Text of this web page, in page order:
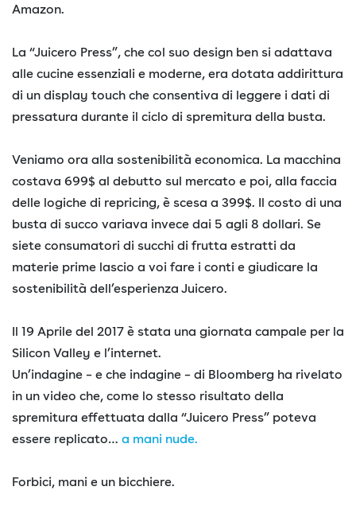
Amazon.
La “Juicero Press”, che col suo design ben si adattava
alle cucine essenziali e moderne, era dotata addirittura
di un display touch che consentiva di leggere i dati di
pressatura durante il ciclo di spremitura della busta.
Veniamo ora alla sostenibilità economica. La macchina
costava 699$ al debutto sul mercato e poi, alla faccia
delle logiche di repricing, è scesa a 399$. Il costo di una
busta di succo variava invece dai 5 agli 8 dollari. Se
siete consumatori di succhi di frutta estratti da
materie prime lascio a voi fare i conti e giudicare la
sostenibilità dell’esperienza Juicero.
Il 19 Aprile del 2017 è stata una giornata campale per la
Silicon Valley e l’internet.
Un’indagine – e che indagine – di Bloomberg ha rivelato
in un video che, come lo stesso risultato della
spremitura effettuata dalla “Juicero Press” poteva
essere replicato… a mani nude.
Forbici, mani e un bicchiere.